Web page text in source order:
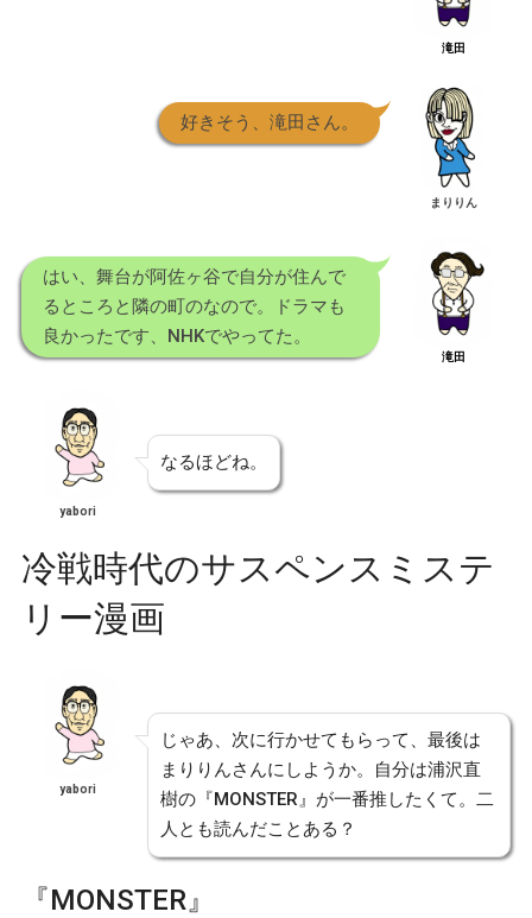
滝田
好きそう、滝田さん。
まりりん
はい、舞台が阿佐ヶ谷で自分が住んで
るところと隣の町のなので。ドラマも
良かったです、NHKでやってた。
滝田
yabori
なるほどね。
冷戦時代のサスペンスミステ
リー漫画
yabori
じゃあ、次に行かせてもらって、最後は
まりりんさんにしようか。自分は浦沢直
樹の『MONSTER』が一番推したくて。二
人とも読んだことある？
『MONSTER』